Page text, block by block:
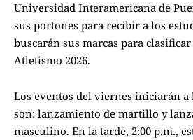
Universidad Interamericana de
sus portones para recibir a los
buscarán sus marcas para clasificar
Atletismo 2026.
Los eventos del viernes iniciarán a
son: lanzamiento de martillo y
masculino. En la tarde, 2:00 p.m.,